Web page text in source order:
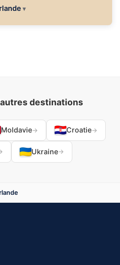
destinations
Moldavie→ Croatie→
Ukraine→